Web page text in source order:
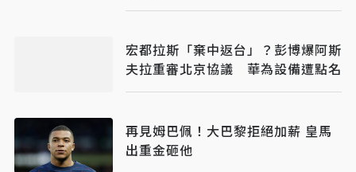
宏都拉斯「棄中返台」？彭博爆阿斯
夫拉重審北京協議 華為設備遭點名
再見姆巴佩！大巴黎拒絕加薪 皇馬
出重金砸他